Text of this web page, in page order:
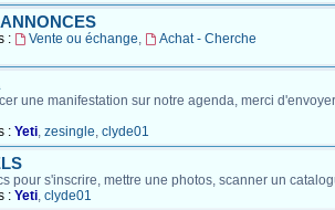
: Vente ou échange, Achat - Cherche
une manifestation sur notre agenda, merci
: Yeti, zesingle, clyde01
pour s'inscrire, mettre une photos, scanner un
: Yeti, clyde01